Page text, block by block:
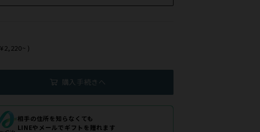
¥2,220~ )
購入手続きへ
相手の住所を知らなくても
LINEやメールでギフトを贈れます